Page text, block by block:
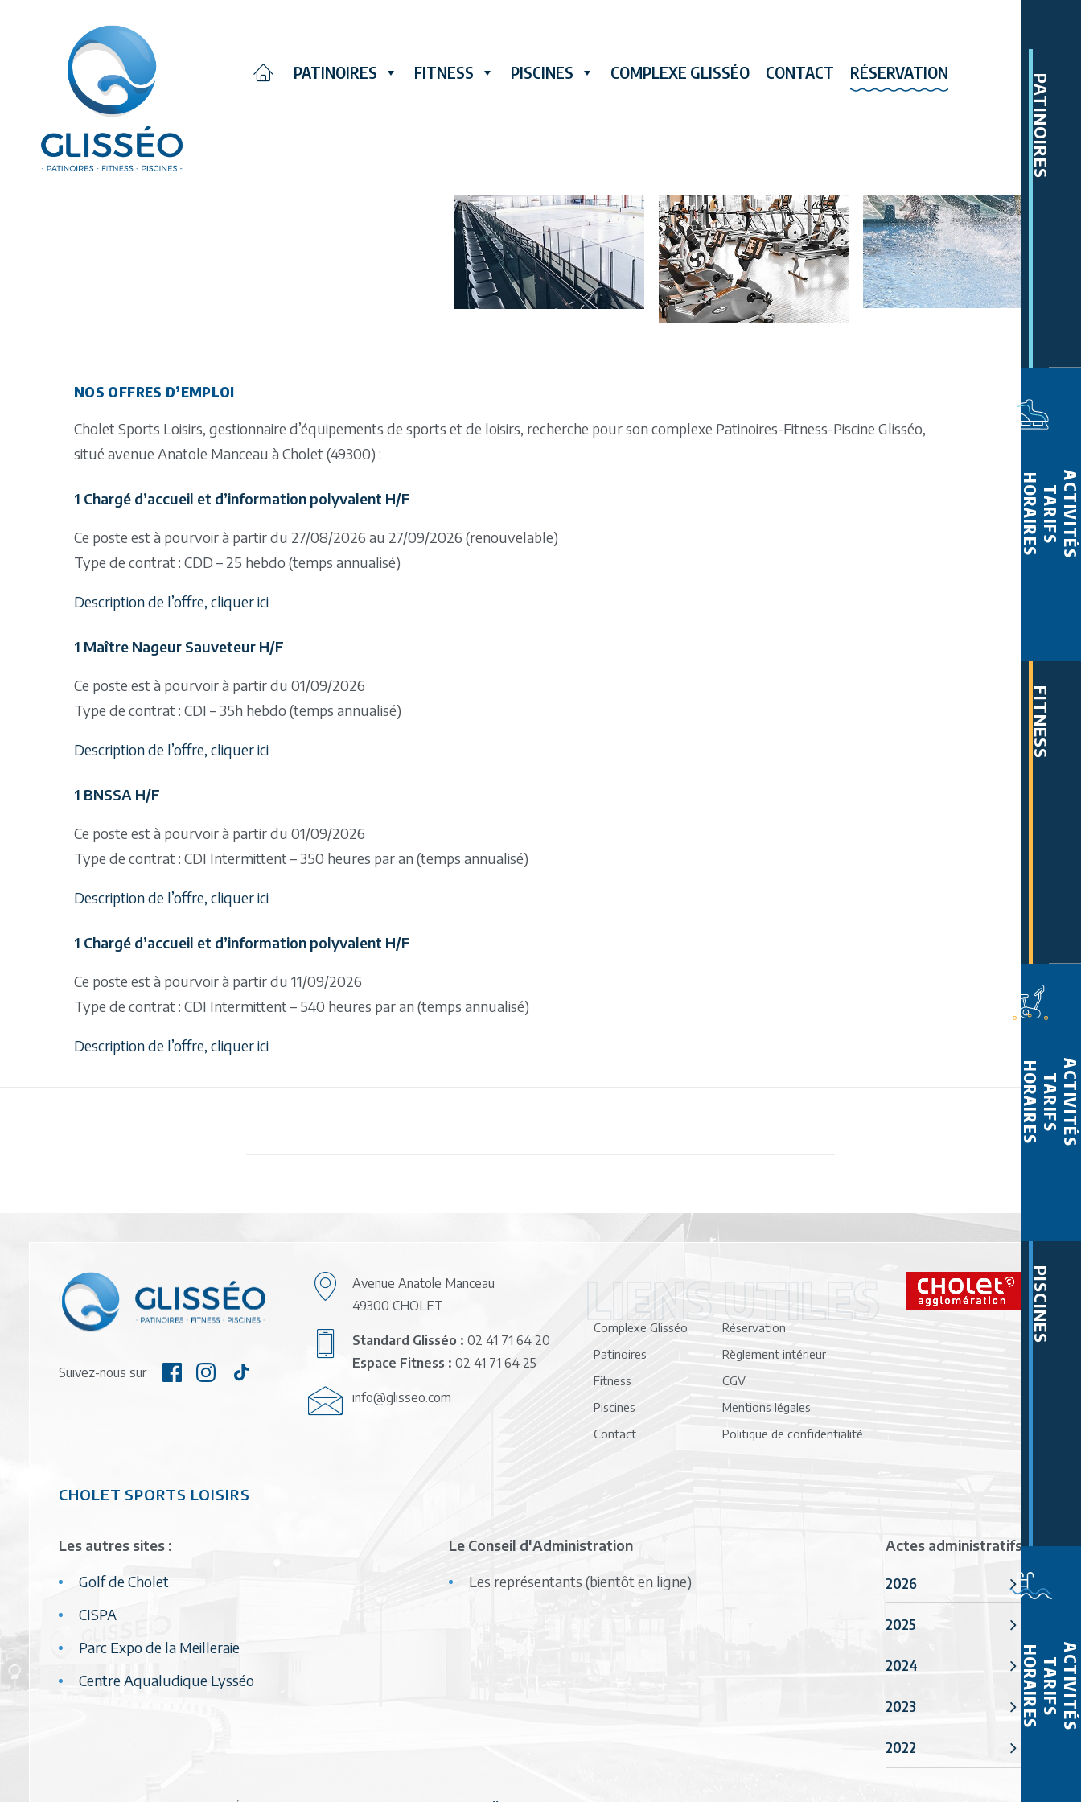
PATINOIRES FITNESS PISCINES COMPLEXE GLISSÉO CONTACT RÉSERVATION
PATINOIRES
HORAIRESTARIFSACTIVITÉS
FITNESS
HORAIRESTARIFSACTIVITÉS
PISCINES
HORAIRESTARIFSACTIVITÉS
Glisséo recrute
Glisséo recrute
NOS OFFRES D’EMPLOI
Cholet Sports Loisirs, gestionnaire d’équipements de sports et de loisirs, recherche pour son complexe Patinoires-Fitness-Piscine Glisséo,
situé avenue Anatole Manceau à Cholet (49300) :
1 Chargé d’accueil et d’information polyvalent H/F
Ce poste est à pourvoir à partir du 27/08/2026 au 27/09/2026 (renouvelable)
Type de contrat : CDD – 25 hebdo (temps annualisé)
Description de l’offre, cliquer ici
1 Maître Nageur Sauveteur H/F
Ce poste est à pourvoir à partir du 01/09/2026
Type de contrat : CDI – 35h hebdo (temps annualisé)
Description de l’offre, cliquer ici
1 BNSSA H/F
Ce poste est à pourvoir à partir du 01/09/2026
Type de contrat : CDI Intermittent – 350 heures par an (temps annualisé)
Description de l’offre, cliquer ici
1 Chargé d’accueil et d’information polyvalent H/F
Ce poste est à pourvoir à partir du 11/09/2026
Type de contrat : CDI Intermittent – 540 heures par an (temps annualisé)
Description de l’offre, cliquer ici
Suivez-nous sur
Avenue Anatole Manceau
49300 CHOLET
Standard Glisséo : 02 41 71 64 20
Espace Fitness : 02 41 71 64 25
info@glisseo.com
LIENS UTILES
Complexe Glisséo
Patinoires
Fitness
Piscines
Contact
Réservation
Règlement intérieur
CGV
Mentions légales
Politique de confidentialité
CHOLET SPORTS LOISIRS
Les autres sites :
Golf de Cholet
CISPA
Parc Expo de la Meilleraie
Centre Aqualudique Lysséo
Le Conseil d'Administration
Les représentants (bientôt en ligne)
Actes administratifs
2026
2025
2024
2023
2022